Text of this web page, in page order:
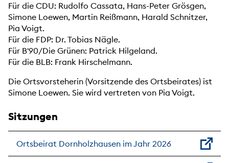
Für die CDU: Rudolfo Cassata, Hans-Peter Grösgen,
Simone Loewen, Martin Reißmann, Harald Schnitzer,
Pia Voigt.
Für die FDP: Dr. Tobias Nägle.
Für B'90/Die Grünen: Patrick Hilgeland.
Für die BLB: Frank Hirschelmann.
Die Ortsvorsteherin (Vorsitzende des Ortsbeirates) ist
Simone Loewen. Sie wird vertreten von Pia Voigt.
Sitzungen
Ortsbeirat Dornholzhausen im Jahr 2026